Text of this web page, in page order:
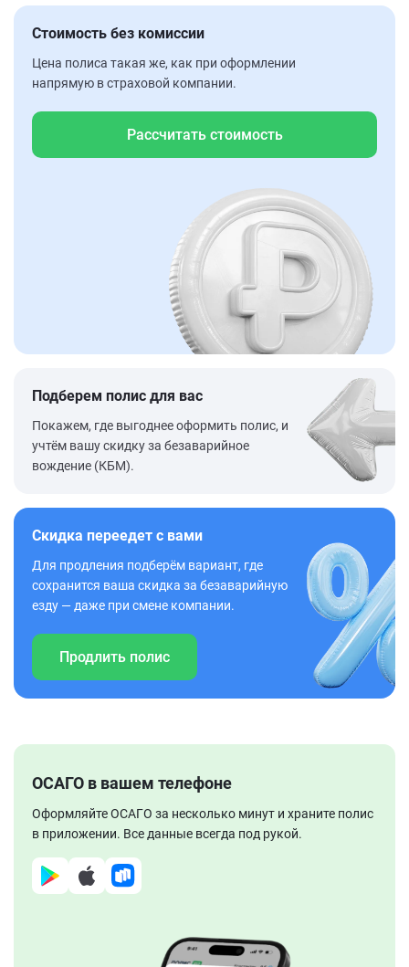
Стоимость без комиссии
Цена полиса такая же, как при оформлении
напрямую в страховой компании.
Рассчитать стоимость
Подберем полис для вас
Покажем, где выгоднее оформить полис, и
учтём вашу скидку за безаварийное
вождение (КБМ).
Скидка переедет с вами
Для продления подберём вариант, где
сохранится ваша скидка за безаварийную
езду — даже при смене компании.
Продлить полис
ОСАГО в вашем телефоне
Оформляйте ОСАГО за несколько минут и храните полис
в приложении. Все данные всегда под рукой.